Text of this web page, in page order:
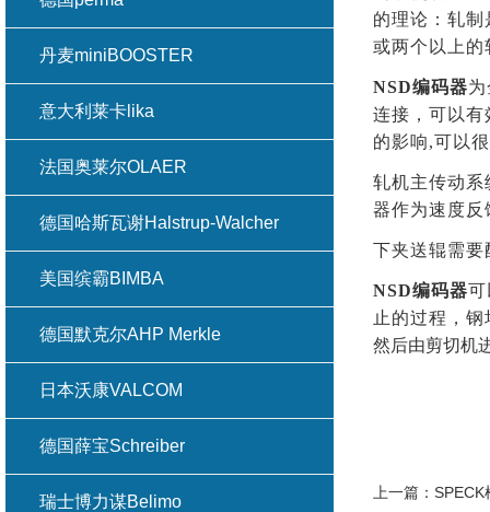
的理论：轧
或两个以上的
NSD编码器
连接，可以有
的影响,可以
轧机主传动系
器作为速度反
下夹送辊需要
NSD编码器可
止的过程，
然后由剪切机
上一篇： SPECK
丹麦miniBOOSTER
意大利莱卡lika
法国奥莱尔OLAER
德国哈斯瓦谢Halstrup-Walcher
美国缤霸BIMBA
德国默克尔AHP Merkle
日本沃康VALCOM
德国薛宝Schreiber
瑞士博力谋Belimo